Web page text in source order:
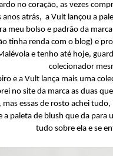
no coração, as vezes
atrás, a Vult lançou a
meu bolso e padrão da
tinha renda com o blog) e
e tenho até hoje,
colecionador
e a Vult lança mais uma
no site da marca as duas
essas de rosto achei
paleta de blush que da
tudo sobre ela e se